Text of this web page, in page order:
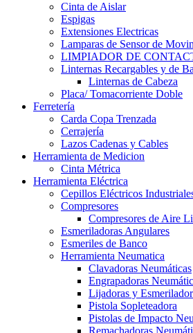
Cinta de Aislar
Espigas
Extensiones Electricas
Lamparas de Sensor de
LIMPIADOR DE
Linternas Recargables y de
Linternas de Cabeza
Placa/ Tomacorriente Doble
Ferretería
Carda Copa Trenzada
Cerrajería
Lazos Cadenas y Cables
Herramienta de Medicion
Cinta Métrica
Herramienta Eléctrica
Cepillos Eléctricos
Compresores
Compresores de Aire
Esmeriladoras Angulares
Esmeriles de Banco
Herramienta Neumatica
Clavadoras Neumáticas
Engrapadoras
Lijadoras y
Pistola Sopleteadora
Pistolas de Impacto
Remachadoras